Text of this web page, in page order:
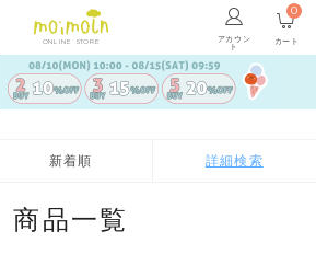
ONLINE STORE アカウン
ト カート
0
新着順
新着順
価格が安い順
詳細検索
商品一覧